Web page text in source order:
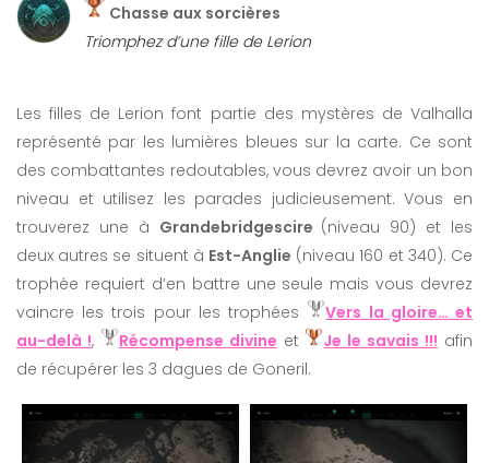
Chasse aux sorcières
Triomphez d’une fille de Lerion
Les filles de Lerion font partie des mystères de Valhalla
représenté par les lumières bleues sur la carte. Ce sont
des combattantes redoutables, vous devrez avoir un bon
niveau et utilisez les parades judicieusement. Vous en
trouverez une à Grandebridgescire (niveau 90) et les
deux autres se situent à Est-Anglie (niveau 160 et 340). Ce
trophée requiert d’en battre une seule mais vous devrez
vaincre les trois pour les trophées
Vers la gloire… et
au-delà !, Récompense divine et Je le savais !!! afin
de récupérer les 3 dagues de Goneril.